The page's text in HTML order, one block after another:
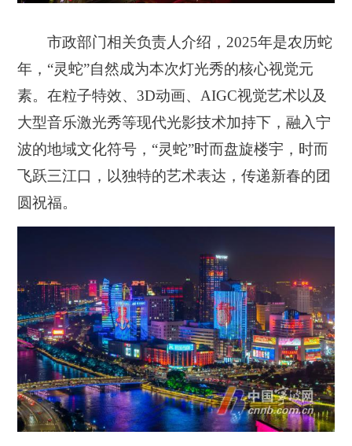
市政部门相关负责人介绍， 2025年是农历蛇
年，“灵蛇”自然成为本次灯光秀的核心视觉元
素。在粒子特效、 3D动画、 AIGC视觉艺术以及
大型音乐激光秀等现代光影技术加持下，融入宁
波的地域文化符号 ，“灵蛇”时而盘旋楼宇，时而
飞跃三江口，以独特的艺术表达，传递新春的团
圆祝福。